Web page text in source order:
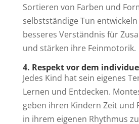
Sortieren von Farben und
selbstständige Tun
besseres Verständnis für
und stärken ihre Feinmotorik.
4. Respekt vor dem
Jedes Kind hat sein eigenes
Lernen und Entdecken.
geben ihren Kindern Zeit und
in ihrem eigenen Rhythmus